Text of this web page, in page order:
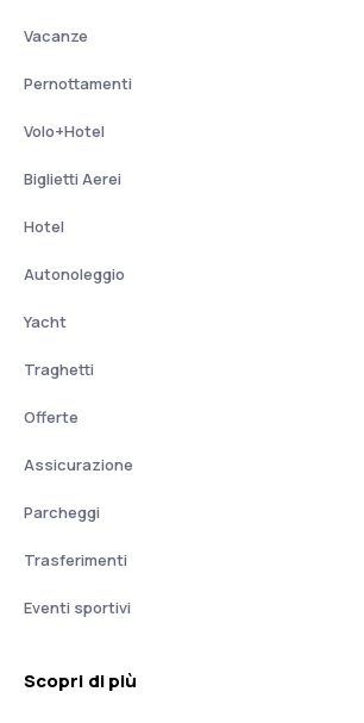
Vacanze
Pernottamenti
Volo+Hotel
Biglietti Aerei
Hotel
Autonoleggio
Yacht
Traghetti
Offerte
Assicurazione
Parcheggi
Trasferimenti
Eventi sportivi
Scopri di più